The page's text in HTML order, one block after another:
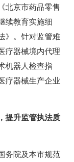
北京市药品零售
续教育实施细
》。针对监管难
疗器械境内代理
机器人检查指
疗器械生产企业
升监管执法质
务院及本市规范